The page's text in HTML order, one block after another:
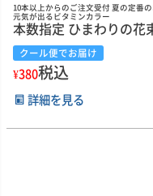
10本以上からのご注文受付 夏の定番
元気が出るビタミンカラー
本数指定 ひまわりの花
クール便でお届け
¥380税込
詳細を見る